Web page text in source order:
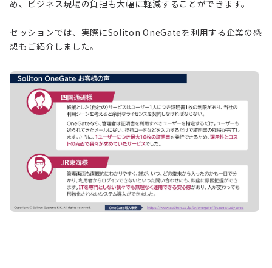
め、ビジネス現場の負担も大幅に軽減することができます。
セッションでは、実際にSoliton OneGateを利用する企業の感
想もご紹介しました。